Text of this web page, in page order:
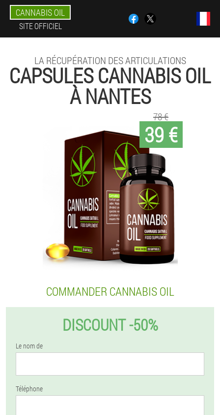
CANNABIS OIL
SITE OFFICIEL
LA RÉCUPÉRATION DES ARTICULATIONS
CAPSULES CANNABIS OIL
À NANTES
39 €
78 €
COMMANDER CANNABIS OIL
DISCOUNT -50%
Le nom de
Téléphone